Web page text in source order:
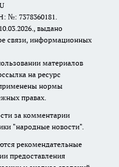
№: 7378360181.
выдано
связи, информационных
материалов
на ресурс
нормы
правах.
за комментарии
"народные новости".
рекомендательные
предоставления